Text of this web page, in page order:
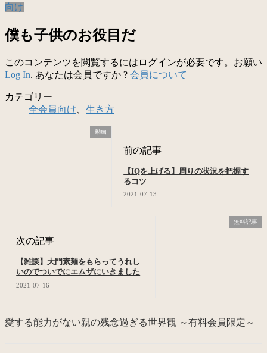
向け
僕も子供のお役目だ
このコンテンツを閲覧するにはログインが必要です。お願い
Log In. あなたは会員ですか ? 会員について
カテゴリー
全会員向け
生き方
動画
前の記事
【IQを上げる】周りの状況を把握す
るコツ
2021-07-13
無料記事
次の記事
【雑談】大門素麺をもらってうれし
いのでついでにエムザにいきました
2021-07-16
愛する能力がない親の残念過ぎる世界観 ～有料会員限定～